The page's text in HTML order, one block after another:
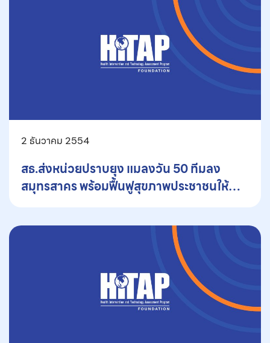
2 ธันวาคม 2554
สธ.ส่งหน่วยปราบยุง แมลงวัน 50 ทีมลง
สมุทรสาคร พร้อมฟื้นฟูสุขภาพประชาชนให้